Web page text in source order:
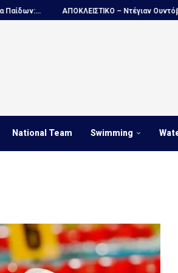
ΑΠΟΚΛΕΙΣΤΙΚΟ – Ντέγιαν
National Team Swimming